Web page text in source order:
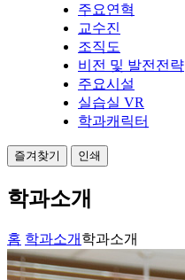
주요연혁
교수진
조직도
비전 및 발전전략
주요시설
실습실 VR
학과캐릭터
즐겨찾기 인쇄
학과소개
홈 학과소개 학과소개